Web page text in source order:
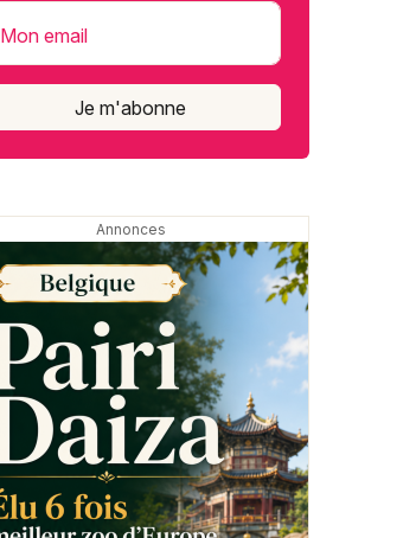
Mon email
Je m'abonne